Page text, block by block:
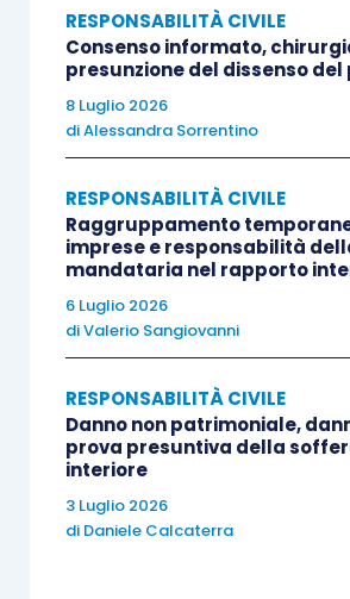
espressa alla giurisdizione
infatti, implica sempre una
della giurisdizione statale: le parti
controversia a terzi rinunciando
giudiziaria. La perizia contrattuale
non elimina il ricorso al giudice,
un vincolo obbligatorio volto a
esperto la soluzione di specifiche
La proposizione della domanda
violazione della clausola peritale,
determina improponibilità
giurisdizione, ma può integrare un
inadempimento
produrre conseguenze risarcitorie.
RESPONSABILITÀ CIVILE
Consenso informato,
presunzione del dissenso del
8 Luglio 2026
diAlessandra Sorrentino
RESPONSABILITÀ CIVILE
Raggruppamento
imprese e responsabilità
mandataria nel rapporto
6 Luglio 2026
diValerio Sangiovanni
RESPONSABILITÀ CIVILE
Danno non patrimoniale,
prova presuntiva della
interiore
3 Luglio 2026
di Daniele Calcaterra